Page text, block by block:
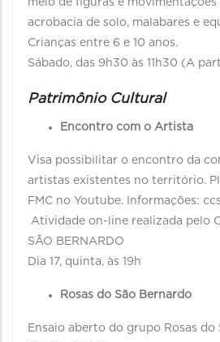
meio de figuras e movimentações
acrobacia de solo, malabares e
Crianças entre 6 e 10 anos.
Sábado, das 9h30 às 11h30 (A
Patrimônio Cultural
Encontro com o Artista
Visa possibilitar o encontro da
artistas existentes no território.
FMC no Youtube. Informações:
Atividade on-line realizada pelo
SÃO BERNARDO
Dia 17, quinta, às 19h
Rosas do São Bernardo
Ensaio aberto do grupo Rosas do